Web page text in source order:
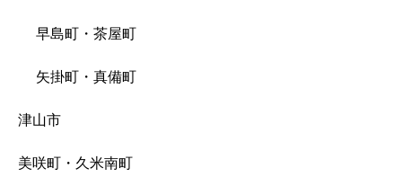
早島町・茶屋町
矢掛町・真備町
津山市
美咲町・久米南町